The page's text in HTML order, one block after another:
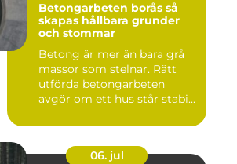
Betongarbeten borås så
skapas hållbara grunder
och stommar
Betong är mer än bara grå
massor som stelnar. Rätt
utförda betongarbeten
avgör om ett hus står stabi...
06. jul